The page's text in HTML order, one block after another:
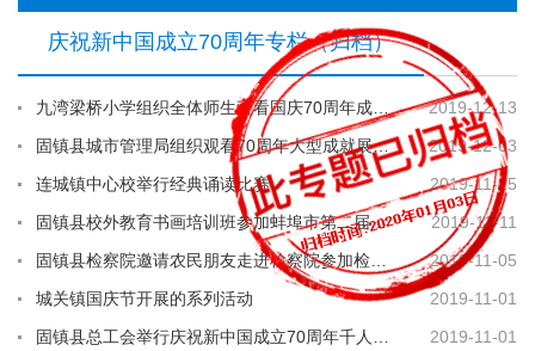
庆祝新中国成立70周年专栏（归档）
2019-12-13
九湾梁桥小学组织全体师生观看国庆70周年成就展及有关文献纪录影视作品
2019-12-03
固镇县城市管理局组织观看70周年大型成就展网上展馆
2019-11-25
连城镇中心校举行经典诵读比赛
2019-11-11
固镇县校外教育书画培训班参加蚌埠市第二届青少年儿童书画大赛喜获好成绩
2019-11-05
固镇县检察院邀请农民朋友走进检察院参加检察开放日活动
2019-11-01
城关镇国庆节开展的系列活动
2019-11-01
固镇县总工会举行庆祝新中国成立70周年千人广场舞大赛